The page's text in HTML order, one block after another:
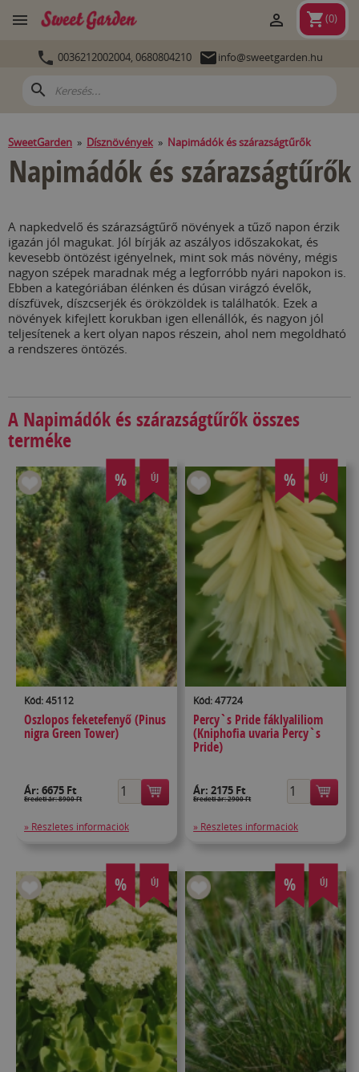
 shopping_cart(0)

 0036212002004, 0680804210 info@sweetgarden.hu
search
SweetGarden » Dísznövények » Napimádók és szárazságtűrők
Napimádók és szárazságtűrők
A napkedvelő és szárazságtűrő növények a tűző napon érzik
igazán jól magukat. Jól bírják az aszályos időszakokat, és
kevesebb öntözést igényelnek, mint sok más növény, mégis
nagyon szépek maradnak még a legforróbb nyári napokon is.
Ebben a kategóriában élénken és dúsan virágzó évelők,
díszfüvek, díszcserjék és örökzöldek is találhatók. Ezek a
növények kifejlett korukban igen ellenállók, és nagyon jól
teljesítenek a kert olyan napos részein, ahol nem megoldható
a rendszeres öntözés.
A Napimádók és szárazságtűrők összes
terméke
% ÚJ
Kód: 45112
Oszlopos feketefenyő (Pinus
nigra Green Tower)
Ár: 6675 Ft
Eredeti ár: 8900 Ft
» Részletes információk
% ÚJ
Kód: 47724
Percy`s Pride fáklyaliliom
(Kniphofia uvaria Percy`s
Pride)
Ár:2175 Ft
Eredeti ár: 2900 Ft
» Részletes információk
% ÚJ % ÚJ